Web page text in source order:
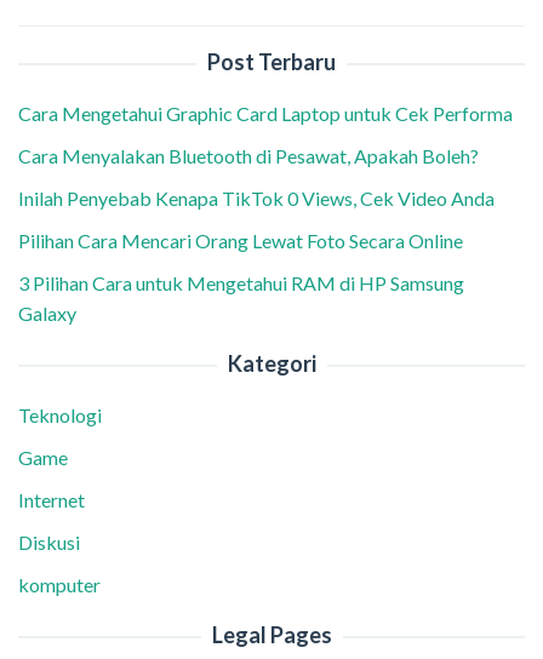
Post Terbaru
Cara Mengetahui Graphic Card Laptop untuk Cek Performa
Cara Menyalakan Bluetooth di Pesawat, Apakah Boleh?
Inilah Penyebab Kenapa TikTok 0 Views, Cek Video Anda
Pilihan Cara Mencari Orang Lewat Foto Secara Online
3 Pilihan Cara untuk Mengetahui RAM di HP Samsung
Galaxy
Kategori
Teknologi
Game
Internet
Diskusi
komputer
Legal Pages